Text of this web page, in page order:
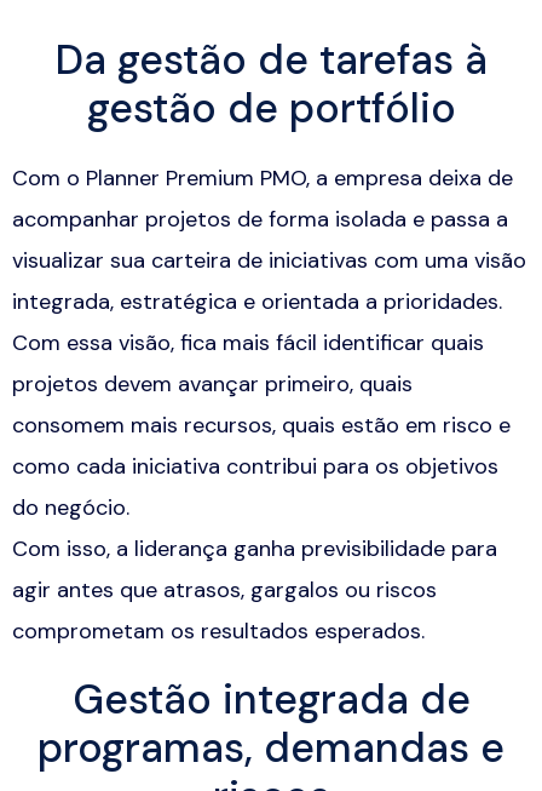
Da gestão de tarefas à
gestão de portfólio
Com o Planner Premium PMO, a empresa deixa de
acompanhar projetos de forma isolada e passa a
visualizar sua carteira de iniciativas com uma visão
integrada, estratégica e orientada a prioridades.
Com essa visão, fica mais fácil identificar quais
projetos devem avançar primeiro, quais
consomem mais recursos, quais estão em risco e
como cada iniciativa contribui para os objetivos
do negócio.
Com isso, a liderança ganha previsibilidade para
agir antes que atrasos, gargalos ou riscos
comprometam os resultados esperados.
Gestão integrada de
programas, demandas e